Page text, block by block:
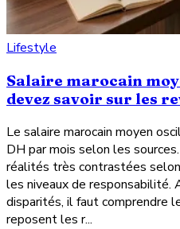
Lifestyle
Salaire marocain
devez savoir sur les
Le salaire marocain moyen
DH par mois selon les
réalités très contrastées
les niveaux de responsabilité.
disparités, il faut comprendre
reposent les r...